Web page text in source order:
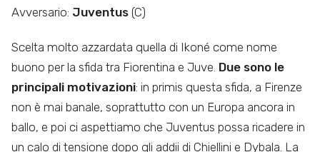
Avversario: Juventus (C)
Scelta molto azzardata quella di Ikoné come nome
buono per la sfida tra Fiorentina e Juve. Due sono le
principali motivazioni: in primis questa sfida, a Firenze
non è mai banale, soprattutto con un Europa ancora in
ballo, e poi ci aspettiamo che Juventus possa ricadere in
un calo di tensione dopo gli addii di Chiellini e Dybala. La